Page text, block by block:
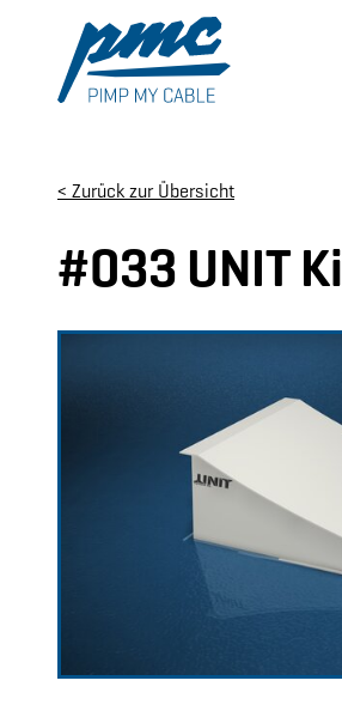
< Zurück zur Übersicht
#033 UNIT